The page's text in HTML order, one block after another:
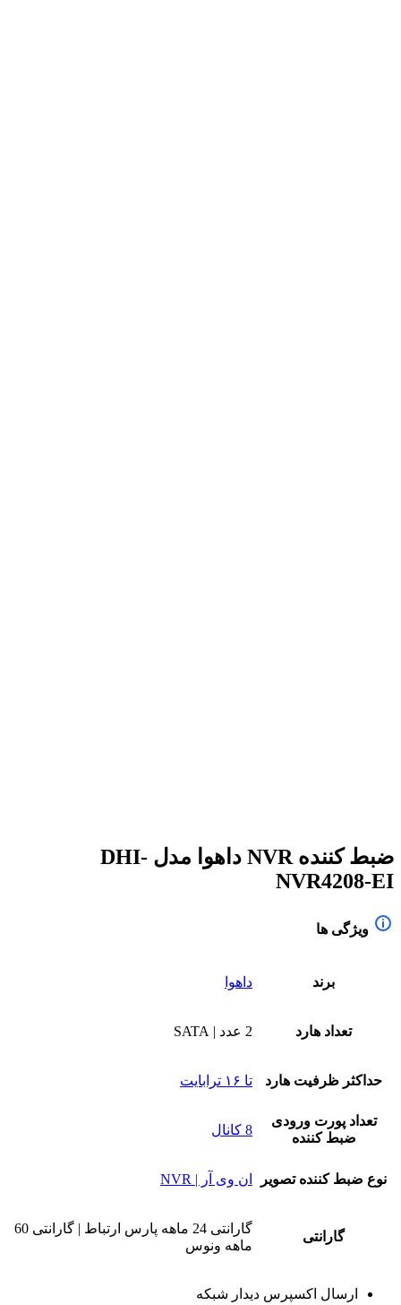
ضبط کننده NVR داهوا مدل DHI-
NVR4208-EI
ویژگی ها
برند داهوا
تعداد هارد 2 عدد | SATA
حداکثر ظرفیت هارد تا ۱۶ ترابایت
تعداد پورت ورودی
ضبط کننده
8 کانال
نوع ضبط کننده تصویر ان وی آر | NVR
گارانتی
گارانتی 24 ماهه پارس ارتباط | گارانتی 60
ماهه ونوس
ارسال اکسپرس دیدار شبکه